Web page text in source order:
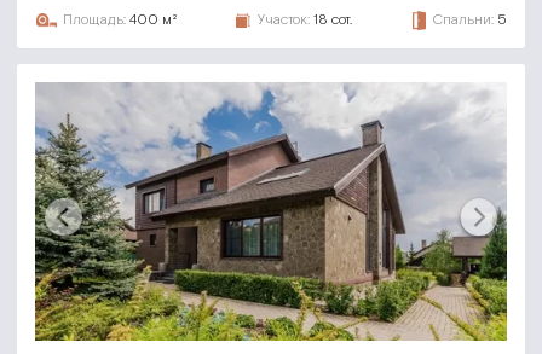
Площадь: 400 м² Участок: 18 сот. Спальни: 5